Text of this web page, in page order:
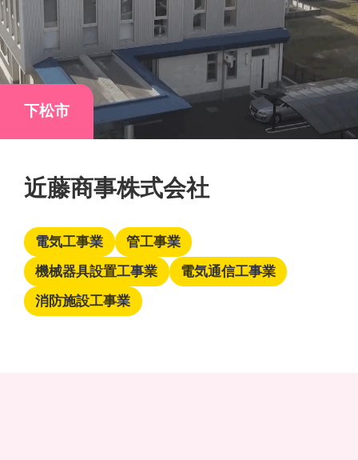
下松市
近藤商事株式会社
電気工事業
管工事業
機械器具設置工事業
電気通信工事業
消防施設工事業